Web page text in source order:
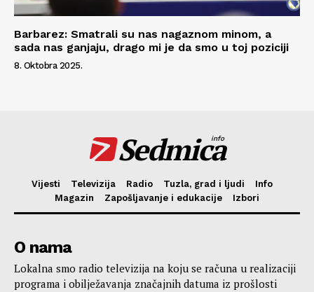
Barbarez: Smatrali su nas nagaznom minom, a
sada nas ganjaju, drago mi je da smo u toj poziciji
8. Oktobra 2025.
Sedmica
info
Vijesti Televizija Radio Tuzla, grad i ljudi
Info
Magazin
Zapošljavanje i edukacije Izbori
O nama
Lokalna smo radio televizija na koju se računa u realizaciji
programa i obilježavanja značajnih datuma iz prošlosti